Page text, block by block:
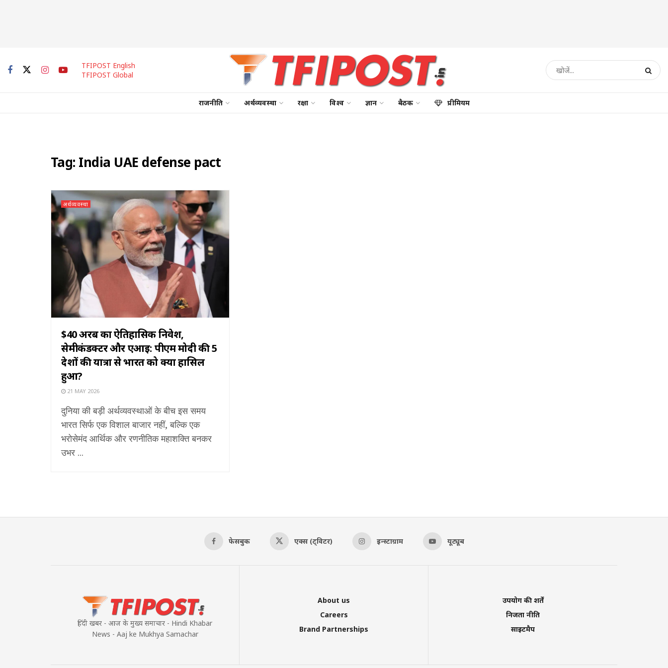
TFIPOST English
TFIPOST Global
राजनीति अर्थव्यवस्था रक्षा विश्व ज्ञान बैठक प्रीमियम
Tag: India UAE defense pact
अर्थव्यवस्था
$40 अरब का ऐतिहासिक निवेश,
सेमीकंडक्टर और एआई: पीएम मोदी की 5
देशों की यात्रा से भारत को क्या हासिल
हुआ?
21 MAY 2026
दुनिया की बड़ी अर्थव्यवस्थाओं के बीच इस समय
भारत सिर्फ एक विशाल बाजार नहीं, बल्कि एक
भरोसेमंद आर्थिक और रणनीतिक महाशक्ति बनकर
उभर ...
फेसबुक एक्स (ट्विटर) इन्स्टाग्राम यूट्यूब
हिंदी खबर - आज के मुख्य समाचार - Hindi Khabar
News - Aaj ke Mukhya Samachar
About us
Careers
Brand Partnerships
उपयोग की शर्तें
निजता नीति
साइटमैप